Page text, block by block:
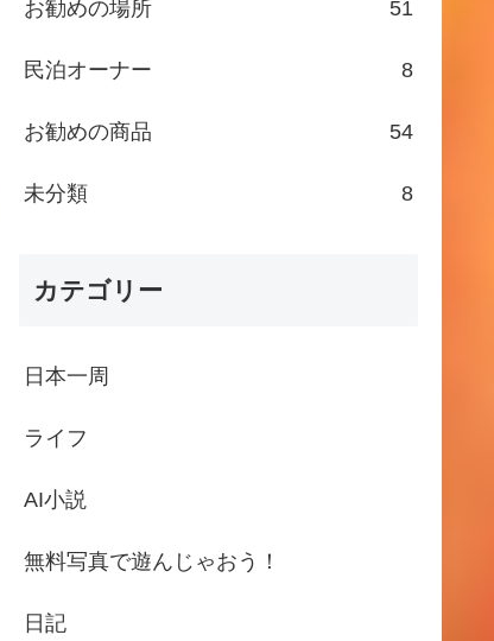
お勧めの場所 51
民泊オーナー 8
お勧めの商品 54
未分類 8
カテゴリー
日本一周
ライフ
AI小説
無料写真で遊んじゃおう！
日記